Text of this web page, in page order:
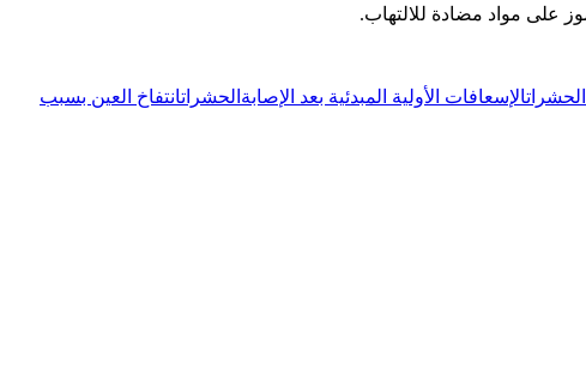
على مواد مضادة للالتهاب.
الإسعافات الأولية المبدئية بعد الإصابة الحشراتانتفاخ العين بسبب